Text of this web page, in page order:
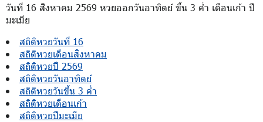
วันที่ 16 สิงหาคม 2569 หวยออกวันอาทิตย์ ขึ้น 3 ค่ำ เดือนเก้า ปี
มะเมีย
สถิติหวยวันที่ 16
สถิติหวยเดือนสิงหาคม
สถิติหวยปี 2569
สถิติหวยวันอาทิตย์
สถิติหวยวันขึ้น 3 ค่ำ
สถิติหวยเดือนเก้า
สถิติหวยปีมะเมีย